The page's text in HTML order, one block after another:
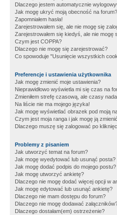
Dlaczego jestem automatycznie
Jak mogę ukryć moją obecność na forum?
Zapomniałem hasła!
Zarejestrowałem się, ale nie mogę się
Zarejestrowałem się kiedyś, ale nie mogę
Czym jest COPPA?
Dlaczego nie mogę się zarejestrować?
Co spowoduje "Usunięcie wszystkich
Preferencje i ustawienia użytkownika
Jak mogę zmienić moje ustawienia?
Nieprawidłowo wyświetla mi się czas na
Zmieniłem strefę czasową, ale czasy
Na liście nie ma mojego języka!
Jak mogę wyświetlać obrazek pod moją
Czym jest moja ranga i jak mogę ją
Dlaczego muszę się zalogować po
Problemy z pisaniem
Jak utworzyć temat na forum?
Jak mogę wyedytować lub usunąć posta?
Jak mogę dodać podpis do mojego postu?
Jak mogę utworzyć ankietę?
Dlaczego nie mogę dodać więcej opcji w
Jak mogę edytować lub usunąć ankietę?
Dlaczego nie mam dostępu do forum?
Dlaczego nie mogę dodawać
Dlaczego dostałam(em) ostrzeżenie?